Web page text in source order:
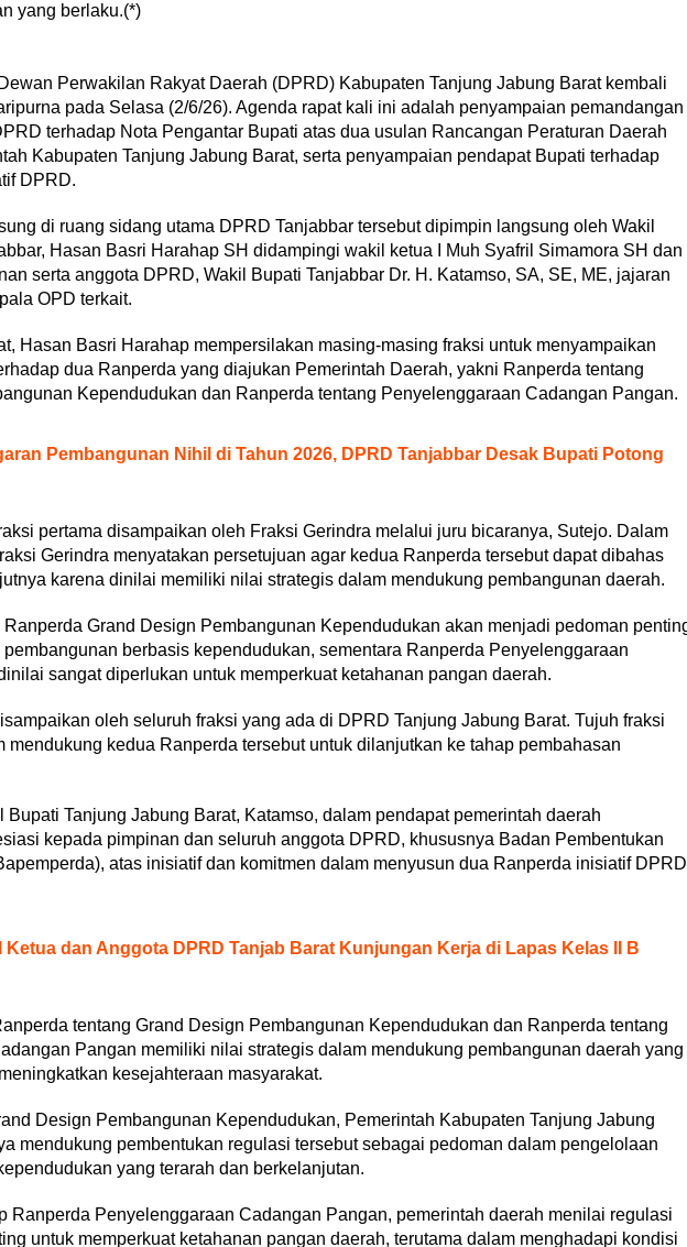
yang berlaku.(*)
Perwakilan Rakyat Daerah (DPRD) Kabupaten Tanjung Jabung Barat kembali
pada Selasa (2/6/26). Agenda rapat kali ini adalah penyampaian pemandangan
terhadap Nota Pengantar Bupati atas dua usulan Rancangan Peraturan Daerah
Kabupaten Tanjung Jabung Barat, serta penyampaian pendapat Bupati terhadap
DPRD.
di ruang sidang utama DPRD Tanjabbar tersebut dipimpin langsung oleh Wakil
Hasan Basri Harahap SH didampingi wakil ketua I Muh Syafril Simamora SH dan
serta anggota DPRD, Wakil Bupati Tanjabbar Dr. H. Katamso, SA, SE, ME, jajaran
OPD terkait.
Hasan Basri Harahap mempersilakan masing-masing fraksi untuk menyampaikan
dua Ranperda yang diajukan Pemerintah Daerah, yakni Ranperda tentang
Kependudukan dan Ranperda tentang Penyelenggaraan Cadangan Pangan.
Pembangunan Nihil di Tahun 2026, DPRD Tanjabbar Desak Bupati Potong
pertama disampaikan oleh Fraksi Gerindra melalui juru bicaranya, Sutejo. Dalam
Gerindra menyatakan persetujuan agar kedua Ranperda tersebut dapat dibahas
karena dinilai memiliki nilai strategis dalam mendukung pembangunan daerah.
Grand Design Pembangunan Kependudukan akan menjadi pedoman
berbasis kependudukan, sementara Ranperda Penyelenggaraan
sangat diperlukan untuk memperkuat ketahanan pangan daerah.
oleh seluruh fraksi yang ada di DPRD Tanjung Jabung Barat. Tujuh fraksi
mendukung kedua Ranperda tersebut untuk dilanjutkan ke tahap pembahasan
Bupati Tanjung Jabung Barat, Katamso, dalam pendapat pemerintah daerah
kepada pimpinan dan seluruh anggota DPRD, khususnya Badan Pembentukan
atas inisiatif dan komitmen dalam menyusun dua Ranperda inisiatif DPRD
Ketua dan Anggota DPRD Tanjab Barat Kunjungan Kerja di Lapas Kelas II B
tentang Grand Design Pembangunan Kependudukan dan Ranperda tentang
Pangan memiliki nilai strategis dalam mendukung pembangunan daerah yang
kesejahteraan masyarakat.
Design Pembangunan Kependudukan, Pemerintah Kabupaten Tanjung Jabung
mendukung pembentukan regulasi tersebut sebagai pedoman dalam pengelolaan
yang terarah dan berkelanjutan.
Ranperda Penyelenggaraan Cadangan Pangan, pemerintah daerah menilai regulasi
untuk memperkuat ketahanan pangan daerah, terutama dalam menghadapi kondisi